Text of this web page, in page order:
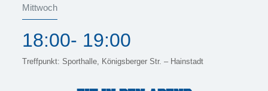
Mittwoch
18:00- 19:00
Treffpunkt: Sporthalle, Königsberger Str. – Hainstadt